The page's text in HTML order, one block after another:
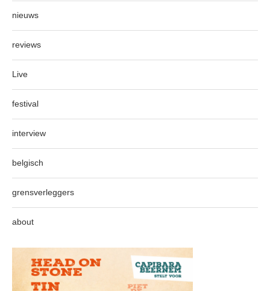
nieuws
reviews
Live
festival
interview
belgisch
grensverleggers
about